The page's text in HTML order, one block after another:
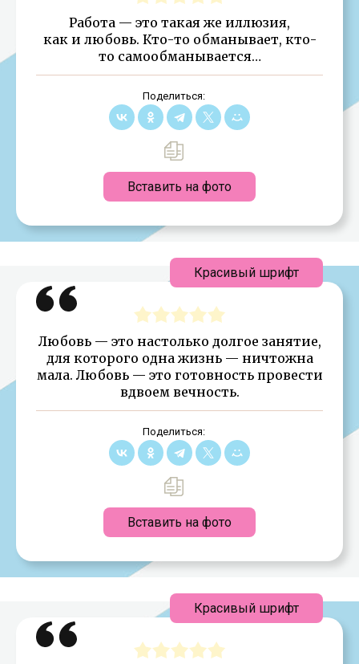
Работа — это такая же иллюзия,
как и любовь. Кто-то обманывает, кто-
то самообманывается…
Поделиться:
Вставить на фото
Любовь — это настолько долгое занятие,
для которого одна жизнь — ничтожна
мала. Любовь — это готовность провести
вдвоем вечность.
Поделиться:
Вставить на фото
Красивый шрифт
Красивый шрифт